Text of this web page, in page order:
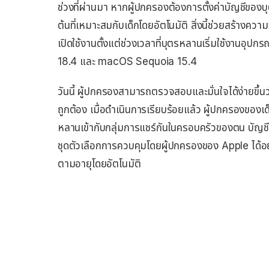
ช่วงที่ผ่านมา หากผู้ปกครองต้องการตั้งค่าบัญชีของบุ
ต้นที่เหมาะสมกับเด็กโดยอัตโนมัติ สิ่งนี้ช่วยสร้างคว
เปิดใช้งานตั้งแต่ช่วงเวลาที่บุตรหลานเริ่มใช้งานอุป
18.4 และ macOS Sequoia 15.4
วันนี้ ผู้ปกครองสามารถตรวจสอบและมั่นใจได้ง่ายขึ้
ถูกต้อง เมื่อดำเนินการเรียบร้อยแล้ว ผู้ปกครองของ
หลานเข้ากับกลุ่มการแชร์กันในครอบครัวของตน บัญ
ชุดตัวเลือกการควบคุมโดยผู้ปกครองของ Apple ได้
ตามอายุโดยอัตโนมัติ